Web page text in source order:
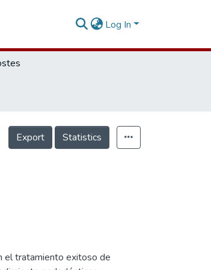
Log In
Export Statistics
el tratamiento exitoso de